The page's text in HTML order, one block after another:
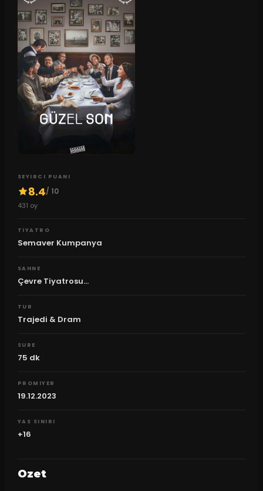
SEYIRCI PUANI
8.4/ 10
431 oy
TIYATRO
Semaver Kumpanya
SAHNE
Çevre Tiyatrosu...
TUR
Trajedi & Dram
SURE
75 dk
PROMIYER
19.12.2023
YAS SINIRI
+16
Ozet